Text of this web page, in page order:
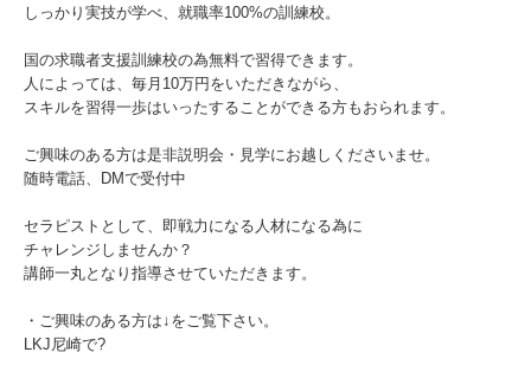
しっかり実技が学べ、就職率100%の訓練校。
国の求職者支援訓練校の為無料で習得できます。
人によっては、毎月10万円をいただきながら、
スキルを習得一歩はいったすることができる方もおられます。
ご興味のある方は是非説明会・見学にお越しくださいませ。
随時電話、DMで受付中
セラピストとして、即戦力になる人材になる為に
チャレンジしませんか？
講師一丸となり指導させていただきます。
・ご興味のある方は↓をご覧下さい。
LKJ尼崎で?